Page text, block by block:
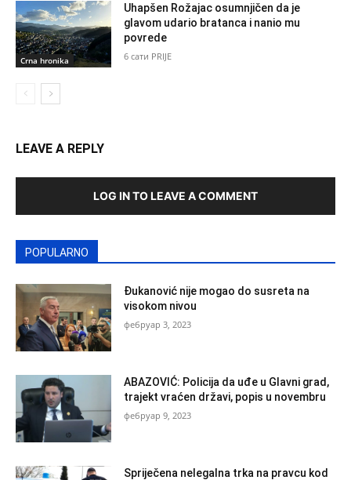
Crna hronika
Uhapšen Rožajac osumnjičen da je
glavom udario bratanca i nanio mu
povrede
6 сати PRIJE
LEAVE A REPLY
LOG IN TO LEAVE A COMMENT
POPULARNO
Đukanović nije mogao do susreta na
visokom nivou
фебруар 3, 2023
ABAZOVIĆ: Policija da uđe u Glavni grad,
trajekt vraćen državi, popis u novembru
фебруар 9, 2023
Spriječena nelegalna trka na pravcu kod